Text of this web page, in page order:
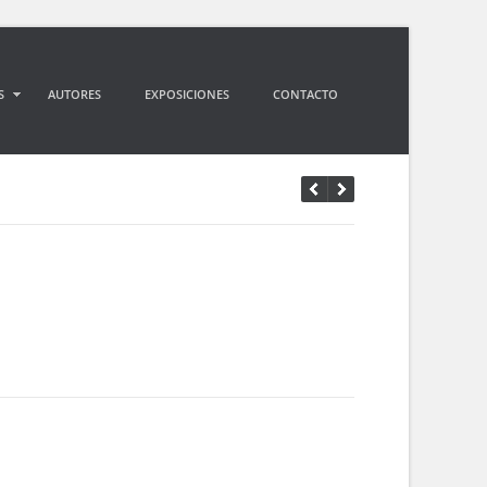
AUTORES EXPOSICIONES CONTACTO